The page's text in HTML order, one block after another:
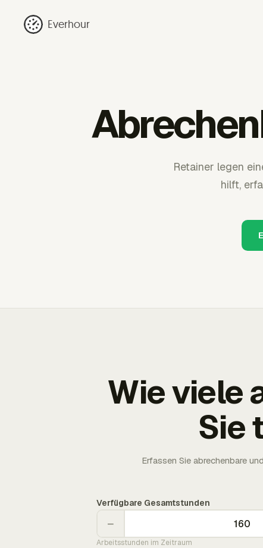
Everhour
Retainer legen
hilft,
Wie viele
Sie
Erfassen Sie abrechenbare
Verfügbare Gesamtstunden
−
Arbeitsstunden im Zeitraum